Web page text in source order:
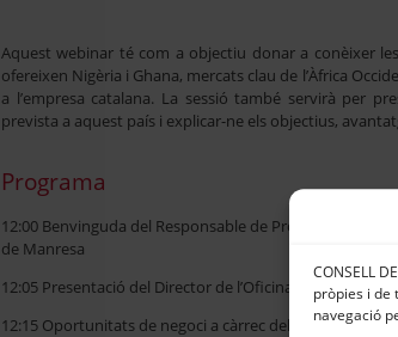
CONSELL
pròpies i de
navegació
Aquest webinar té com a objectiu donar a conèixer
ofereixen Nigèria i Ghana, mercats clau de l’Àfrica
a l’empresa catalana. La sessió també servirà per
prevista a aquest país i explicar-ne els objectius,
Programa
12:00 Benvinguda del Responsable de Promoció
de Manresa
12:05 Presentació del Director de l’Oficina Exterior
12:15 Oportunitats de negoci a càrrec del Director de